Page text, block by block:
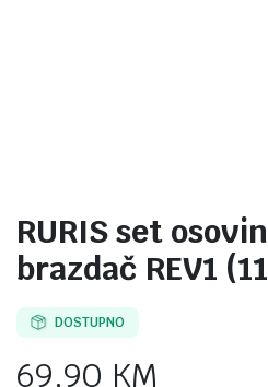
RURIS set
brazdač REV1
DOSTUPNO
69,90 KM